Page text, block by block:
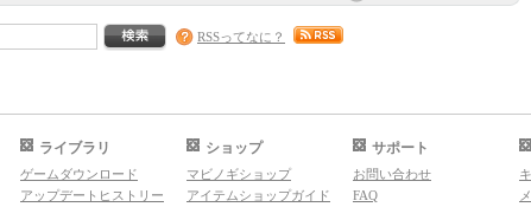
RSSってなに？
ライブラリ
ゲームダウンロード
アップデートヒストリー
ショップ
マビノギショップ
アイテムショップガイド
サポート
お問い合わせ
FAQ